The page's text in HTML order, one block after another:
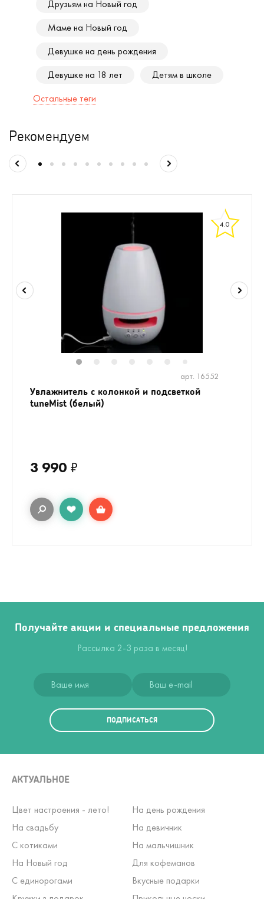
Друзьям на Новый год
Маме на Новый год
Девушке на день рождения
Девушке на 18 лет
Детям в школе
Остальные теги
Рекомендуем
4.0
арт. 16552
Увлажнитель с колонкой и подсветкой
tuneMist (белый)
3 990 ₽
Получайте акции и специальные предложения
Рассылка 2-3 раза в месяц!
ПОДПИСАТЬСЯ
АКТУАЛЬНОЕ
Цвет настроения - лето!
На день рождения
На свадьбу
На девичник
С котиками
На мальчишник
На Новый год
Для кофеманов
С единорогами
Вкусные подарки